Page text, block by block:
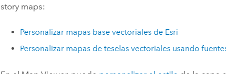
story maps:
Personalizar mapas base vectoriales de Esri
Personalizar mapas de teselas vectoriales usando